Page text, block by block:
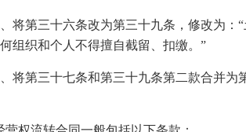
将第三十六条改为第三十九条，修改为
组织和个人不得擅自截留、扣缴。”
将第三十七条和第三十九条第二款合并